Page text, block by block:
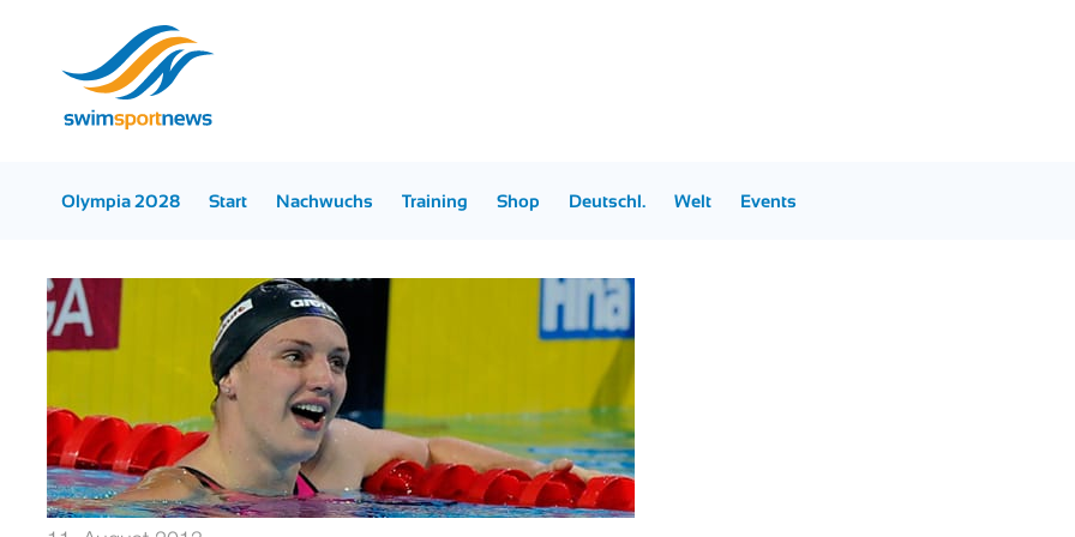
Olympia 2028 Start Nachwuchs Training Shop Deutschl. Welt Events